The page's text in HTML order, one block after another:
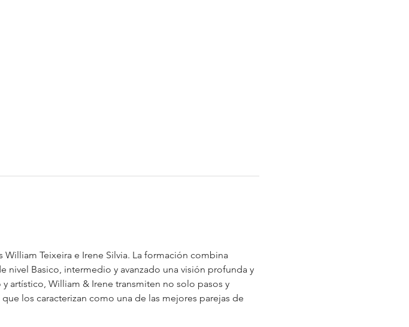
Teixeira e Irene Silvia. La formación combina
Basico, intermedio y avanzado una visión profunda y
artístico, William & Irene transmiten no solo pasos y
los caracterizan como una de las mejores parejas de